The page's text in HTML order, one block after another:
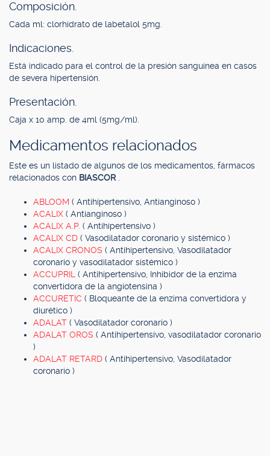
Composición.
Cada ml: clorhidrato de labetalol 5mg.
Indicaciones.
Está indicado para el control de la presión sanguínea en casos
de severa hipertensión.
Presentación.
Caja x 10 amp. de 4ml (5mg/ml).
Medicamentos relacionados
Este es un listado de algunos de los medicamentos, fármacos
relacionados con BIASCOR
ABLOOM ( Antihipertensivo, Antianginoso )
ACALIX ( Antianginoso )
ACALIX A.P. ( Antihipertensivo )
ACALIX CD ( Vasodilatador coronario y sistémico )
ACALIX CRONOS ( Antihipertensivo, Vasodilatador
coronario y vasodilatador sistémico )
ACCUPRIL ( Antihipertensivo, Inhibidor de la enzima
convertidora de la angiotensina )
ACCURETIC ( Bloqueante de la enzima convertidora y
diurético )
ADALAT ( Vasodilatador coronario )
ADALAT OROS ( Antihipertensivo, vasodilatador coronario
)
ADALAT RETARD ( Antihipertensivo, Vasodilatador
coronario )